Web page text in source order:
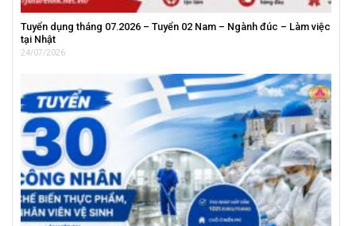
Tuyển dụng tháng 07.2026 – Tuyển 02 Nam – Ngành đúc – Làm việc
tại Nhật
24/07/2026